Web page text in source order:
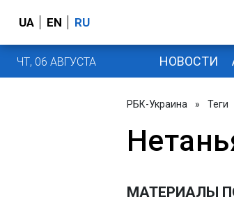
UA EN RU
ЧТ, 06 АВГУСТА НОВОСТИ
РБК-Украина » Теги
МАТЕРИАЛЫ